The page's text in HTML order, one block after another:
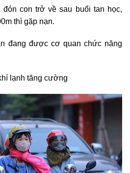
con trở về sau buổi tan học,
thì gặp nạn.
đang được cơ quan chức năng
lạnh tăng cường